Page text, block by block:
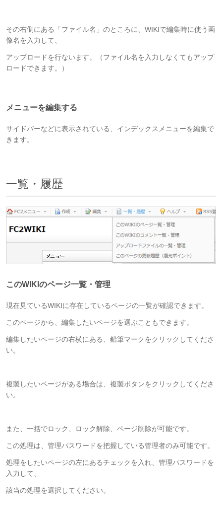
その右側にある「ファイル名」のところに、WIKIで編集時に使う画
像名を入力して、
アップロードを行ないます。（ファイル名を入力しなくてもアップ
ロードできます。）
メニューを編集する
サイドバーなどに表示されている、インデックスメニューを編集で
きます。
一覧・履歴
このWIKIのページ一覧・管理
現在見ているWIKIに存在しているページの一覧が確認できます。
このページから、編集したいページを選ぶこともできます。
編集したいページの右横にある、鉛筆マークをクリックしてくださ
い。
複製したいページがある場合は、複製ボタンをクリックしてくださ
い。
また、一括でロック、ロック解除、ページ削除が可能です。
この処理は、管理パスワードを把握している管理者のみ可能です。
処理をしたいページの左にあるチェックを入れ、管理パスワードを
入力して、
該当の処理を選択してください。